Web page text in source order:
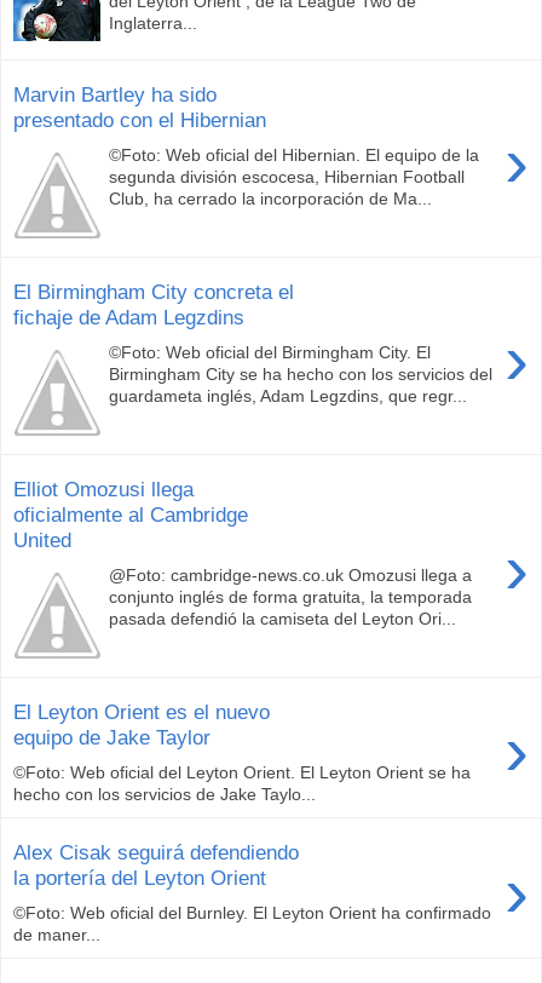
Inglaterra...
Marvin Bartley ha sido
presentado con el Hibernian
›
©Foto: Web oficial del Hibernian. El equipo de la
segunda división escocesa, Hibernian Football
Club, ha cerrado la incorporación de Ma...
El Birmingham City concreta el
fichaje de Adam Legzdins
›
©Foto: Web oficial del Birmingham City. El
Birmingham City se ha hecho con los servicios del
guardameta inglés, Adam Legzdins, que regr...
Elliot Omozusi llega
oficialmente al Cambridge
United
›
@Foto: cambridge-news.co.uk Omozusi llega a
conjunto inglés de forma gratuita, la temporada
pasada defendió la camiseta del Leyton Ori...
El Leyton Orient es el nuevo
equipo de Jake Taylor
›
©Foto: Web oficial del Leyton Orient. El Leyton Orient se ha
hecho con los servicios de Jake Taylo...
Alex Cisak seguirá defendiendo
la portería del Leyton Orient
›
©Foto: Web oficial del Burnley. El Leyton Orient ha confirmado
de maner...